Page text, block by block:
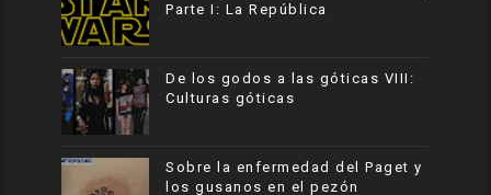
Parte I: La República
De los godos a las góticas VIII:
Culturas góticas
Sobre la enfermedad del Paget y
los gusanos en el pezón